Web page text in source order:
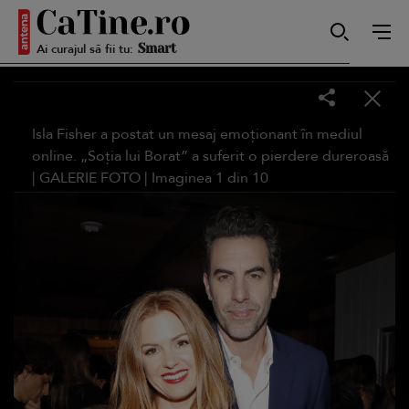
Ai curajul să fii tu: Smart
Sensibilă
Isla Fisher a postat un mesaj emoționant în mediul
online. „Soția lui Borat” a suferit o pierdere dureroasă
| GALERIE FOTO | Imaginea 1 din 10